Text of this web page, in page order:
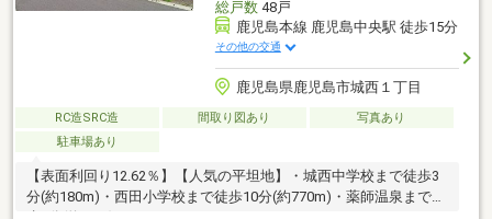
総戸数48戸
鹿児島本線 鹿児島中央駅 徒歩15分
その他の交通
鹿児島県鹿児島市城西１丁目
RC造SRC造 間取り図あり
写真あり
駐車場あり
【表面利回り12.62％】【人気の平坦地】・城西中学校まで徒歩3
分(約180m)・西田小学校まで徒歩10分(約770m)・薬師温泉まで徒